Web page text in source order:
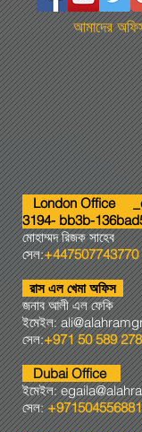
আমাদের
London Office
3194- bb3b-
মোহাম্মদ রিজক সাহেব
সেল:+447507743770
রাস এল খেমা অফিস
জনাব আলী এল ফেকি
ইমেইল:
সেল:+971 50 589
Dubai Office
ইমেইল:
সেল:+971504556881